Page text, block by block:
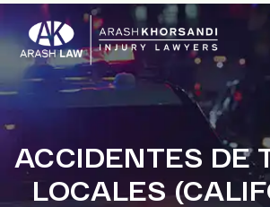
ACCIDENTES DE
LOCALES